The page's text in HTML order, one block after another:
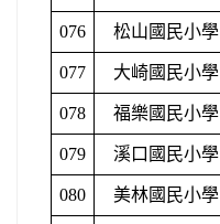
076 松山國民小學
077 大崎國民小學
078 福樂國民小學
079 溪口國民小學
080 美林國民小學